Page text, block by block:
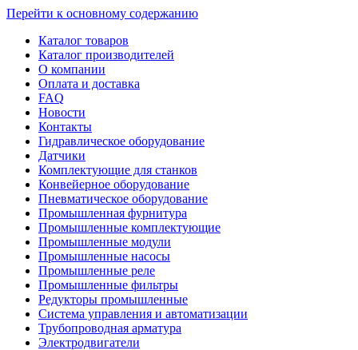
Перейти к основному содержанию
Каталог товаров
Каталог производителей
О компании
Оплата и доставка
FAQ
Новости
Контакты
Гидравлическое оборудование
Датчики
Комплектующие для станков
Конвейерное оборудование
Пневматическое оборудование
Промышленная фурнитура
Промышленные комплектующие
Промышленные модули
Промышленные насосы
Промышленные реле
Промышленные фильтры
Редукторы промышленные
Система управления и автоматизации
Трубопроводная арматура
Электродвигатели